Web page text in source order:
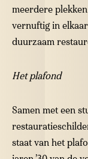
meerdere
vernuftig in
duurzaam
Het plafond
Samen met een
staat van het